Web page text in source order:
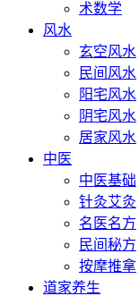
术数学
风水
玄空风水
民间风水
阳宅风水
阴宅风水
居家风水
中医
中医基础
针灸艾灸
名医名方
民间秘方
按摩推拿
道家养生